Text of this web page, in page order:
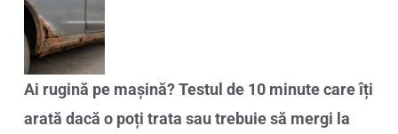
Ai rugină pe mașină? Testul de 10 minute care îți
arată dacă o poți trata sau trebuie să mergi la